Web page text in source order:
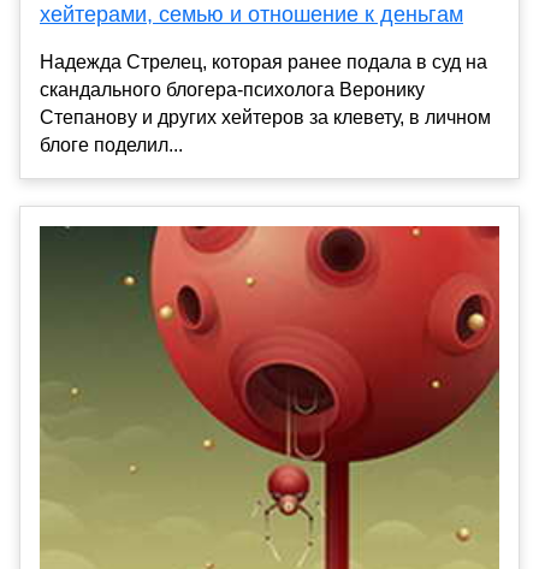
хейтерами, семью и отношение к деньгам
Надежда Стрелец, которая ранее подала в суд на
скандального блогера-психолога Веронику
Степанову и других хейтеров за клевету, в личном
блоге поделил...